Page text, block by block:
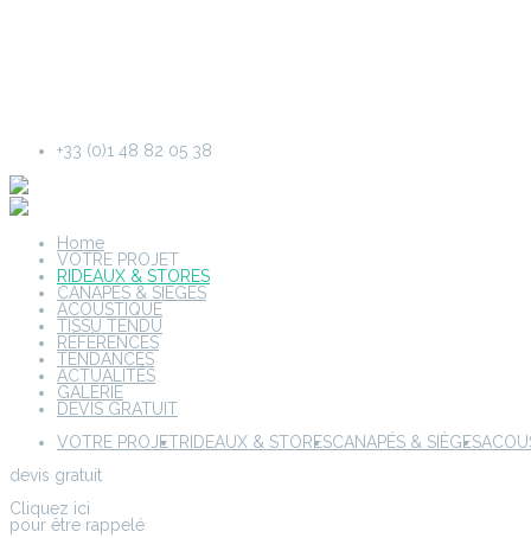
+33 (0)1 48 82 05 38
Home
VOTRE PROJET
RIDEAUX & STORES
CANAPÉS & SIÈGES
ACOUSTIQUE
TISSU TENDU
RÉFÉRENCES
TENDANCES
ACTUALITÉS
GALERIE
DEVIS GRATUIT
VOTRE PROJETRIDEAUX & STORESCANAPÉS & SIÈGES
devis gratuit
Cliquez ici
pour être rappelé